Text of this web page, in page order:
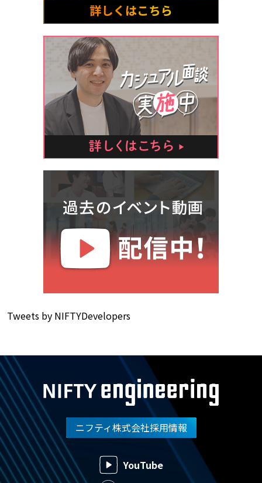
Tweets by NIFTYDevelopers
ニフティ株式会社採用情報
YouTube